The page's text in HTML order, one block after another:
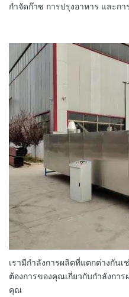
กำจัดก๊าซ การปรุงอาหาร และก
เรามีกำลังการผลิตที่แตกต่างกัน
ต้องการของคุณเกี่ยวกับกำลังกา
คุณ